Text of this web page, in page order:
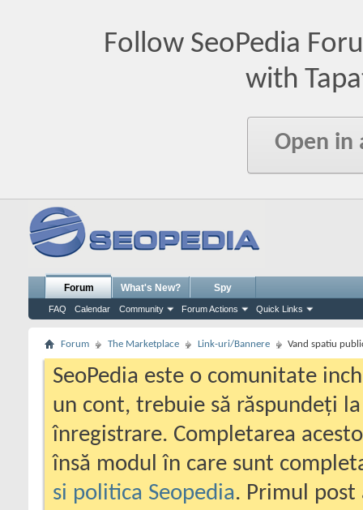
Follow SeoPedia
with
Open in
Forum
FAQ Calendar Community Forum Actions Quick Links
What's New? Spy
Forum The Marketplace Link-uri/Bannere Vand spatiu
SeoPedia este o comunitate
un cont, trebuie să răspundeți
înregistrare. Completarea
însă modul în care sunt
si politica Seopedia. Primul